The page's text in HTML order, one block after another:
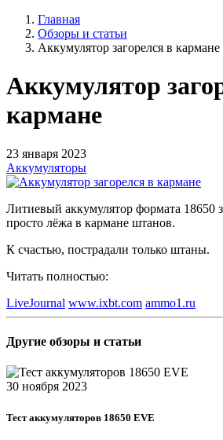
Главная
Обзоры и статьи
Аккумулятор загорелся в кармане
Аккумулятор
кармане
23 января 2023
Аккумуляторы
Литиевый аккумулятор формата 18650
просто лёжа в кармане штанов.
К счастью, пострадали только штаны.
Читать полностью:
LiveJournal www.ixbt.com ammo1.ru
Другие обзоры и статьи
30 ноября 2023
Тест аккумуляторов 18650 EVE